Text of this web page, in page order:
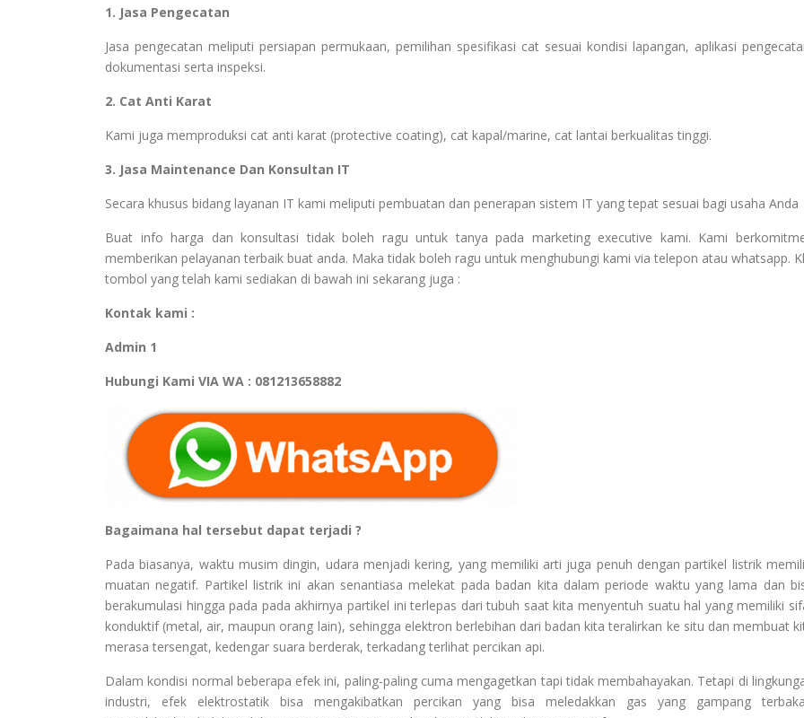
1. Jasa Pengecatan
Jasa pengecatan meliputi persiapan permukaan, pemilihan spesifikasi cat sesuai kondisi lapangan, aplikasi
dokumentasi serta inspeksi.
2. Cat Anti Karat
Kami juga memproduksi cat anti karat (protective coating), cat kapal/marine, cat lantai berkualitas tinggi.
3. Jasa Maintenance Dan Konsultan IT
Secara khusus bidang layanan IT kami meliputi pembuatan dan penerapan sistem IT yang tepat sesuai bagi usaha Anda
Buat info harga dan konsultasi tidak boleh ragu untuk tanya pada marketing executive kami. Kami
memberikan pelayanan terbaik buat anda. Maka tidak boleh ragu untuk menghubungi kami via telepon atau whatsapp.
tombol yang telah kami sediakan di bawah ini sekarang juga :
Kontak kami :
Admin 1
Hubungi Kami VIA WA : 081213658882
Bagaimana hal tersebut dapat terjadi ?
Pada biasanya, waktu musim dingin, udara menjadi kering, yang memiliki arti juga penuh dengan partikel listrik
muatan negatif. Partikel listrik ini akan senantiasa melekat pada badan kita dalam periode waktu yang lama dan
berakumulasi hingga pada pada akhirnya partikel ini terlepas dari tubuh saat kita menyentuh suatu hal yang memiliki
konduktif (metal, air, maupun orang lain), sehingga elektron berlebihan dari badan kita teralirkan ke situ dan membuat
merasa tersengat, kedengar suara berderak, terkadang terlihat percikan api.
Dalam kondisi normal beberapa efek ini, paling-paling cuma mengagetkan tapi tidak membahayakan. Tetapi di
industri, efek elektrostatik bisa mengakibatkan percikan yang bisa meledakkan gas yang gampang